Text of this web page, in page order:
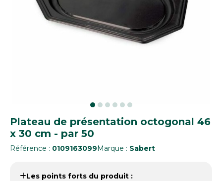
Plateau de présentation octogonal 46
x 30 cm - par 50
Référence : 0109163099Marque : Sabert
Les points forts du produit :